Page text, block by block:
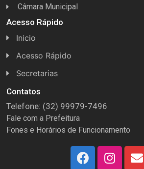
Câmara Municipal
Acesso Rápido
Inicio
Acesso Rápido
Concursos
Conselhos
Espera Feliz Antigamente
e-Nota
Secretarias
Licitações
Secretaria de Esportes
Secretarias e Diretorias
Secretaria de Turismo
Contatos
Telefone: (32) 99979-7496
Fale com a Prefeitura
Fones e Horários de Funcionamento